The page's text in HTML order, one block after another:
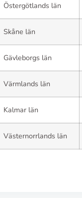
Östergötlands län
Skåne län
Gävleborgs län
Värmlands län
Kalmar län
Västernorrlands län